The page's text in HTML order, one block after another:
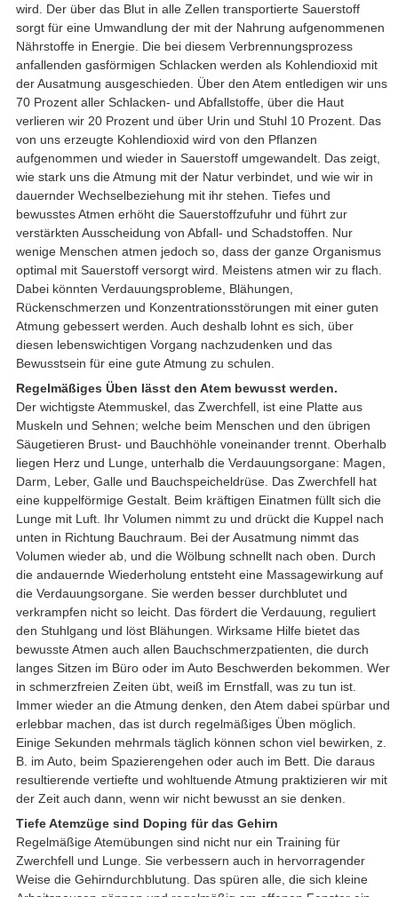
wird. Der über das Blut in alle Zellen transportierte Sauerstoff
sorgt für eine Umwandlung der mit der Nahrung aufgenommenen
Nährstoffe in Energie. Die bei diesem Verbrennungsprozess
anfallenden gasförmigen Schlacken werden als Kohlendioxid mit
der Ausatmung ausgeschieden. Über den Atem entledigen wir uns
70 Prozent aller Schlacken- und Abfallstoffe, über die Haut
verlieren wir 20 Prozent und über Urin und Stuhl 10 Prozent. Das
von uns erzeugte Kohlendioxid wird von den Pflanzen
aufgenommen und wieder in Sauerstoff umgewandelt. Das zeigt,
wie stark uns die Atmung mit der Natur verbindet, und wie wir in
dauernder Wechselbeziehung mit ihr stehen. Tiefes und
bewusstes Atmen erhöht die Sauerstoffzufuhr und führt zur
verstärkten Ausscheidung von Abfall- und Schadstoffen. Nur
wenige Menschen atmen jedoch so, dass der ganze Organismus
optimal mit Sauerstoff versorgt wird. Meistens atmen wir zu flach.
Dabei könnten Verdauungsprobleme, Blähungen,
Rückenschmerzen und Konzentrationsstörungen mit einer guten
Atmung gebessert werden. Auch deshalb lohnt es sich, über
diesen lebenswichtigen Vorgang nachzudenken und das
Bewusstsein für eine gute Atmung zu schulen.
Regelmäßiges Üben lässt den Atem bewusst werden.
Der wichtigste Atemmuskel, das Zwerchfell, ist eine Platte aus
Muskeln und Sehnen; welche beim Menschen und den übrigen
Säugetieren Brust- und Bauchhöhle voneinander trennt. Oberhalb
liegen Herz und Lunge, unterhalb die Verdauungsorgane: Magen,
Darm, Leber, Galle und Bauchspeicheldrüse. Das Zwerchfell hat
eine kuppelförmige Gestalt. Beim kräftigen Einatmen füllt sich die
Lunge mit Luft. Ihr Volumen nimmt zu und drückt die Kuppel nach
unten in Richtung Bauchraum. Bei der Ausatmung nimmt das
Volumen wieder ab, und die Wölbung schnellt nach oben. Durch
die andauernde Wiederholung entsteht eine Massagewirkung auf
die Verdauungsorgane. Sie werden besser durchblutet und
verkrampfen nicht so leicht. Das fördert die Verdauung, reguliert
den Stuhlgang und löst Blähungen. Wirksame Hilfe bietet das
bewusste Atmen auch allen Bauchschmerzpatienten, die durch
langes Sitzen im Büro oder im Auto Beschwerden bekommen. Wer
in schmerzfreien Zeiten übt, weiß im Ernstfall, was zu tun ist.
Immer wieder an die Atmung denken, den Atem dabei spürbar und
erlebbar machen, das ist durch regelmäßiges Üben möglich.
Einige Sekunden mehrmals täglich können schon viel bewirken, z.
B. im Auto, beim Spazierengehen oder auch im Bett. Die daraus
resultierende vertiefte und wohltuende Atmung praktizieren wir mit
der Zeit auch dann, wenn wir nicht bewusst an sie denken.
Tiefe Atemzüge sind Doping für das Gehirn
Regelmäßige Atemübungen sind nicht nur ein Training für
Zwerchfell und Lunge. Sie verbessern auch in hervorragender
Weise die Gehirndurchblutung. Das spüren alle, die sich kleine